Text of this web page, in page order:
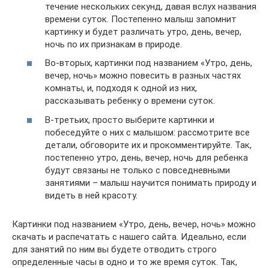
течение нескольких секунд, давая вслух названия
времени суток. Постепенно малыш запомнит
картинку и будет различать утро, день, вечер,
ночь по их признакам в природе.
Во-вторых, картинки под названием «Утро, день,
вечер, ночь» можно повесить в разных частях
комнаты, и, подходя к одной из них,
рассказывать ребенку о времени суток.
В-третьих, просто выберите картинки и
побеседуйте о них с малышом: рассмотрите все
детали, обговорите их и прокомментируйте. Так,
постепенно утро, день, вечер, ночь для ребенка
будут связаны не только с повседневными
занятиями – малыш научится понимать природу и
видеть в ней красоту.
Картинки под названием «Утро, день, вечер, ночь» можно
скачать и распечатать с нашего сайта. Идеально, если
для занятий по ним вы будете отводить строго
определенные часы в одно и то же время суток. Так,